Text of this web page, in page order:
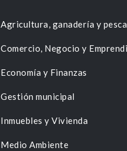
Agricultura, ganadería y pesca
Comercio, Negocio y
Economía y Finanzas
Gestión municipal
Inmuebles y Vivienda
Medio Ambiente